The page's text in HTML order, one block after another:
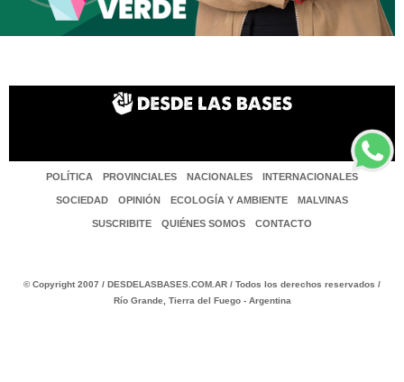
POLÍTICA PROVINCIALES NACIONALES INTERNACIONALES
SOCIEDAD OPINIÓN ECOLOGÍA Y AMBIENTE MALVINAS
SUSCRIBITE QUIÉNES SOMOS CONTACTO
© Copyright 2007 / DESDELASBASES.COM.AR / Todos los derechos reservados /
Río Grande, Tierra del Fuego - Argentina